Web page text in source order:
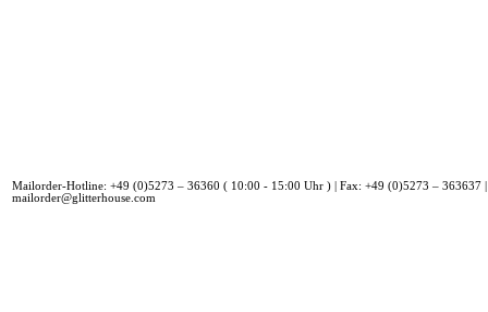
Mailorder-Hotline: +49 (0)5273 – 36360 ( 10:00 - 15:00 Uhr ) | Fax: +49 (0)5273 – 363637
mailorder@glitterhouse.com